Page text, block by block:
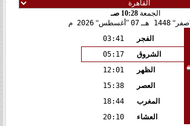
الجمعة 10:28 صـ
صفر 1448 هـ 07 أغسطس 2026 م
الفجر
03:41
الشروق
05:17
الظهر
12:01
العصر
15:38
المغرب
18:44
العشاء
20:10